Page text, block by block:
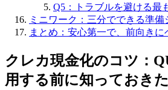
Q5：トラブルを避ける最
ミニワーク：三分でできる準備
まとめ：安心第一で、前向きに
クレカ現金化のコツ：
用する前に知っておき